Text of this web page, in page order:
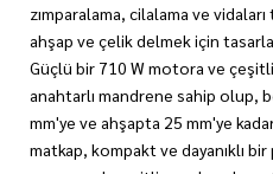
zımparalama, cilalama ve
ahşap ve çelik delmek için
Güçlü bir 710 W motora ve
anahtarlı mandrene sahip olup,
mm'ye ve ahşapta 25 mm'ye
matkap, kompakt ve dayanıklı